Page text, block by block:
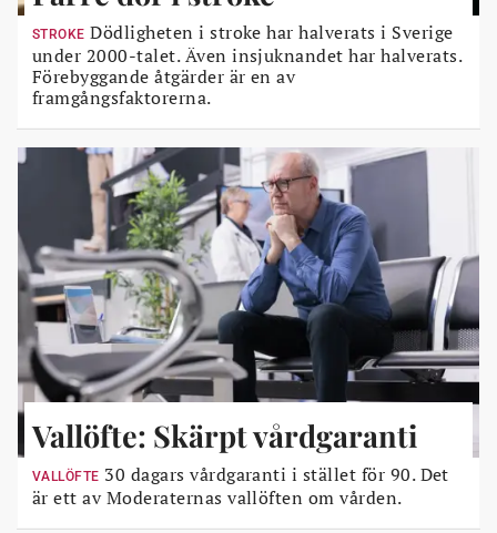
STROKE Dödligheten i stroke har halverats i Sverige
under 2000-talet. Även insjuknandet har halverats.
Förebyggande åtgärder är en av
framgångsfaktorerna.
Vallöfte: Skärpt vårdgaranti
VALLÖFTE 30 dagars vårdgaranti i stället för 90. Det
är ett av Moderaternas vallöften om vården.